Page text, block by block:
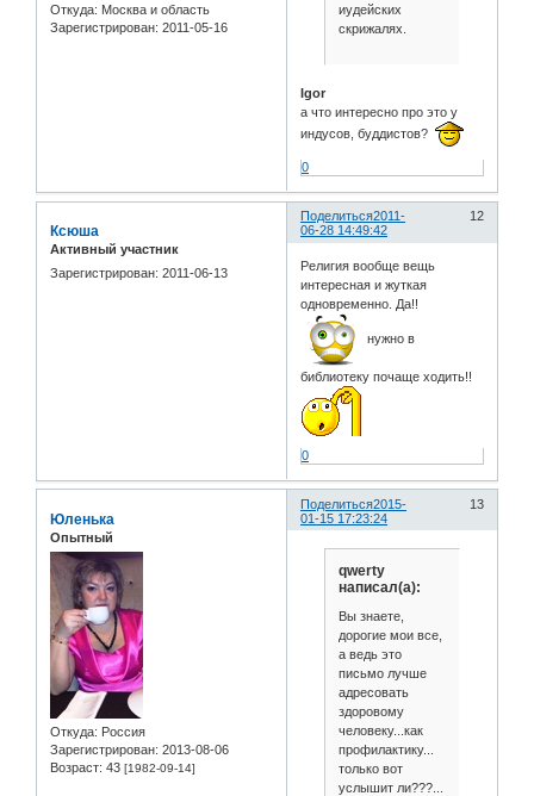
Откуда: Москва и область
Зарегистрирован: 2011-05-16
иудейских
скрижалях.
Igor
а что интересно про это у
индусов, буддистов?
0
Поделиться 12
2011-
06-28 14:49:42
Ксюша
Активный участник
Зарегистрирован: 2011-06-13
Религия вообще вещь
интересная и жуткая
одновременно. Да!!
нужно в
библиотеку почаще ходить!!
0
Поделиться 13
2015-
01-15 17:23:24
Юленька
Опытный
Откуда: Россия
Зарегистрирован: 2013-08-06
Возраст: 43 [1982-09-14]
qwerty
написал(а):
Вы знаете,
дорогие мои все,
а ведь это
письмо лучше
адресовать
здоровому
человеку...как
профилактику...
только вот
услышит ли???...